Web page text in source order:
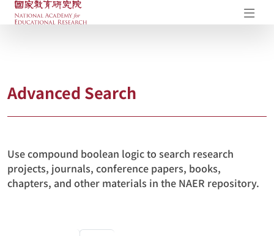
NAER Research Repository
Advanced Search
Use compound boolean logic to search research
projects, journals, conference papers, books,
chapters, and other materials in the NAER repository.